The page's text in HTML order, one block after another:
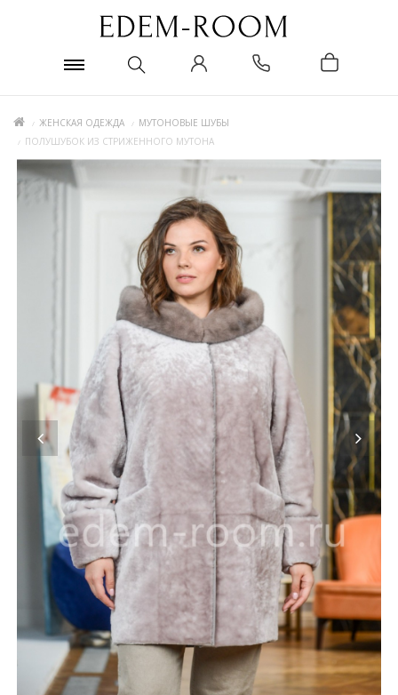
ЖЕНСКАЯ ОДЕЖДА
МУТОНОВЫЕ ШУБЫ
ПОЛУШУБОК ИЗ СТРИЖЕННОГО МУТОНА